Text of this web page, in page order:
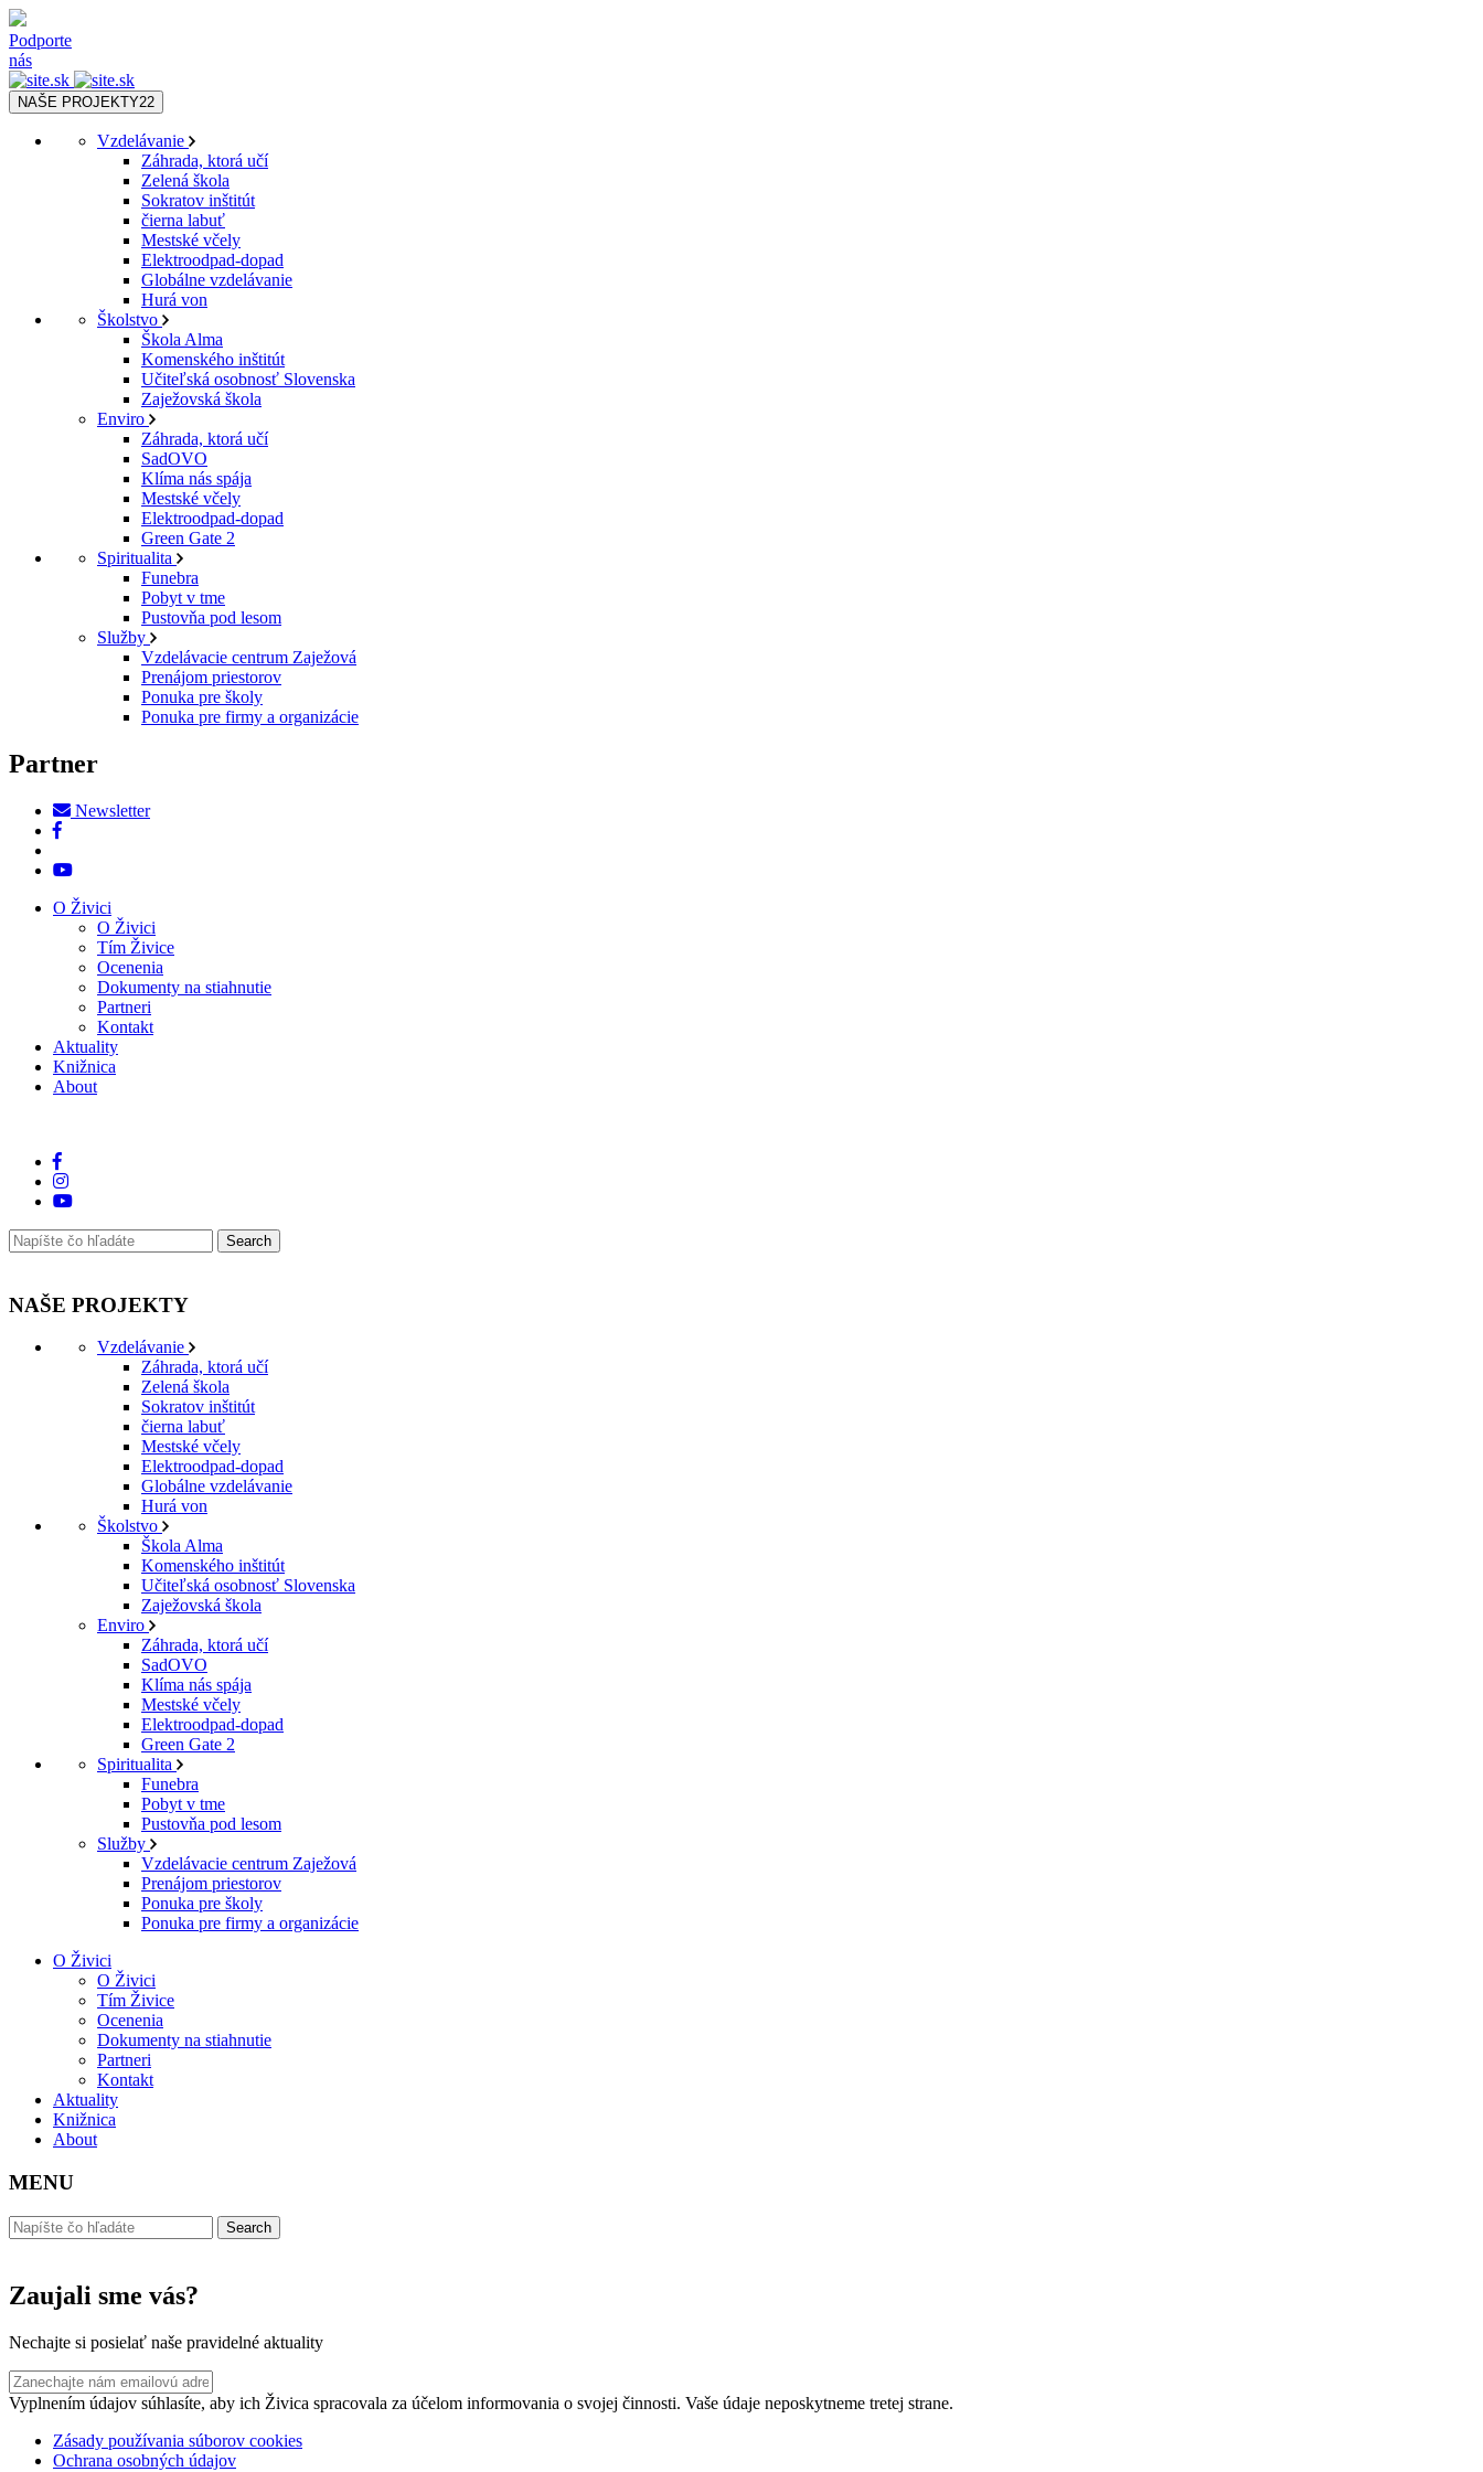
Podporte
nás
NAŠE PROJEKTY22
Vzdelávanie
Záhrada, ktorá učí
Zelená škola
Sokratov inštitút
čierna labuť
Mestské včely
Elektroodpad-dopad
Globálne vzdelávanie
Hurá von
Školstvo
Škola Alma
Komenského inštitút
Učiteľská osobnosť Slovenska
Zaježovská škola
Enviro
Záhrada, ktorá učí
SadOVO
Klíma nás spája
Mestské včely
Elektroodpad-dopad
Green Gate 2
Spiritualita
Funebra
Pobyt v tme
Pustovňa pod lesom
Služby
Vzdelávacie centrum Zaježová
Prenájom priestorov
Ponuka pre školy
Ponuka pre firmy a organizácie
Partner
Newsletter
O Živici
O Živici
Tím Živice
Ocenenia
Dokumenty na stiahnutie
Partneri
Kontakt
Aktuality
Knižnica
About
NAŠE PROJEKTY
Vzdelávanie
Záhrada, ktorá učí
Zelená škola
Sokratov inštitút
čierna labuť
Mestské včely
Elektroodpad-dopad
Globálne vzdelávanie
Hurá von
Školstvo
Škola Alma
Komenského inštitút
Učiteľská osobnosť Slovenska
Zaježovská škola
Enviro
Záhrada, ktorá učí
SadOVO
Klíma nás spája
Mestské včely
Elektroodpad-dopad
Green Gate 2
Spiritualita
Funebra
Pobyt v tme
Pustovňa pod lesom
Služby
Vzdelávacie centrum Zaježová
Prenájom priestorov
Ponuka pre školy
Ponuka pre firmy a organizácie
O Živici
O Živici
Tím Živice
Ocenenia
Dokumenty na stiahnutie
Partneri
Kontakt
Aktuality
Knižnica
About
MENU
Zaujali sme vás?
Nechajte si posielať naše pravidelné aktuality
Vyplnením údajov súhlasíte, aby ich Živica spracovala za účelom informovania o svojej činnosti. Vaše údaje neposkytneme tretej strane.
Zásady používania súborov cookies
Ochrana osobných údajov